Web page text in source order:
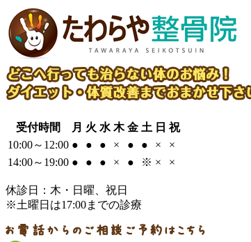
受付時間 月 火 水 木 金 土 日 祝
10:00～12:00 ● ● ● × ● ● ×
×
14:00～19:00 ● ● ● × ● ※ × ×
休診日：木・日曜、祝日
※土曜日は17:00までの診療